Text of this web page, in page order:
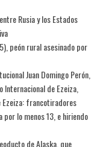
Rusia y los Estados
peón rural asesinado por
Juan Domingo Perón,
de Ezeiza,
Ezeiza: francotiradores
lo menos 13, e hiriendo
de Alaska, que